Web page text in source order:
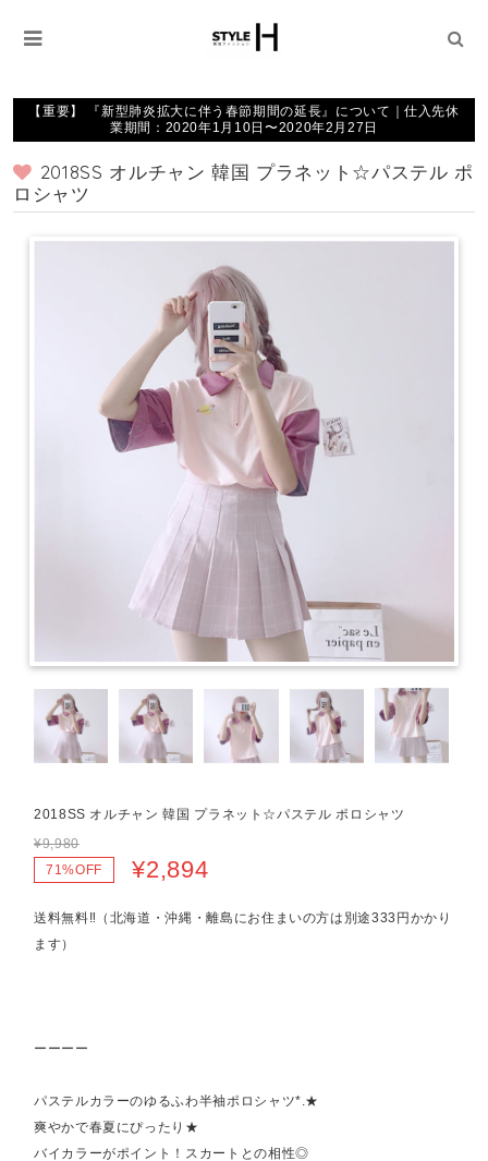
【重要】 『新型肺炎拡大に伴う春節期間の延長』について｜仕入先休
業期間：2020年1月10日〜2020年2月27日
2018SS オルチャン 韓国 プラネット☆パステル ポ
ロシャツ
2018SS オルチャン 韓国 プラネット☆パステル ポロシャツ
¥9,980
71%OFF
¥2,894
送料無料‼（北海道・沖縄・離島にお住まいの方は別途333円かかり
ます）
ーーーー
パステルカラーのゆるふわ半袖ポロシャツ*.★
爽やかで春夏にぴったり★
バイカラーがポイント！スカートとの相性◎